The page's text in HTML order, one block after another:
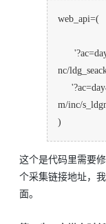
web_api=(
nc/
m/inc/
)
这个是代码里需要
个采集链接地址，
面。